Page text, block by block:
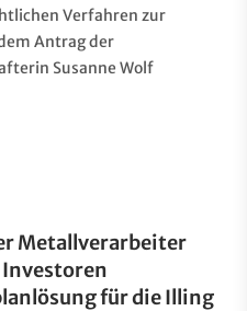
Verfahren zur
Antrag der
Susanne Wolf
Metallverarbeiter
für die Illing